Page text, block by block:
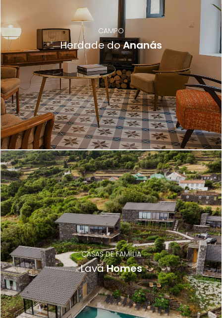
CAMPO
Herdade doAnanás
CASAS DE FAMÍLIA
LavaHomes